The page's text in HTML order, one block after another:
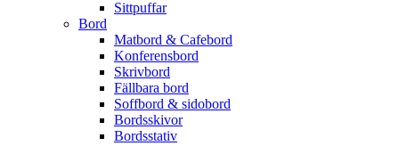
Sittpuffar
Bord
Matbord & Cafebord
Konferensbord
Skrivbord
Fällbara bord
Soffbord & sidobord
Bordsskivor
Bordsstativ